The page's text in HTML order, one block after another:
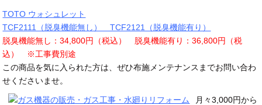
TOTO ウォシュレット
TCF2111（脱臭機能無し） TCF2121（脱臭機能有り）
脱臭機能無し：34,800円（税込） 脱臭機能有り：36,800円（税
込） ※工事費別途
この商品を気に入られた方は、ぜひ布施メンテナンスまでお問い合わ
せくださいませ。
月々3,000円から